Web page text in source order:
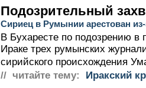
Подозрительный
Сириец в Румынии арестован
В Бухаресте по подозрению в
Ираке трех румынских
сирийского происхождения
// читайте тему:
Иракский